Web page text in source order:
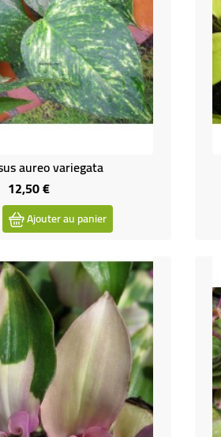
aureo variegata
12,50 €Prix
Ajouter au panier